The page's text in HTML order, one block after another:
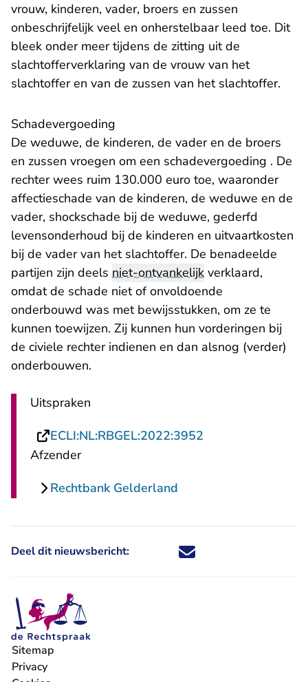
vrouw, kinderen, vader, broers en zussen
onbeschrijfelijk veel en onherstelbaar leed toe. Dit
bleek onder meer tijdens de zitting uit de
slachtofferverklaring van de vrouw van het
slachtoffer en van de zussen van het slachtoffer.
Schadevergoeding
De weduwe, de kinderen, de vader en de broers
en zussen vroegen om een schadevergoeding . De
rechter wees ruim 130.000 euro toe, waaronder
affectieschade van de kinderen, de weduwe en de
vader, shockschade bij de weduwe, gederfd
levensonderhoud bij de kinderen en uitvaartkosten
bij de vader van het slachtoffer. De benadeelde
partijen zijn deels niet-ontvankelijk verklaard,
omdat de schade niet of onvoldoende
onderbouwd was met bewijsstukken, om ze te
kunnen toewijzen. Zij kunnen hun vorderingen bij
de civiele rechter indienen en dan alsnog (verder)
onderbouwen.
Uitspraken
ECLI:NL:RBGEL:2022:3952
Afzender
Rechtbank Gelderland
Deel dit nieuwsbericht: Deel dit nieuwsbericht via X -
Deel dit nieuwsbericht via
Deel dit nieuwsbericht
Deel dit
Sitemap
Privacy